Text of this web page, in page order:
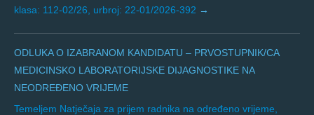
klasa: 112-02/26, urbroj: 22-01/2026-392
ODLUKA O IZABRANOM KANDIDATU – PRVOSTUPNIK/CA
MEDICINSKO LABORATORIJSKE DIJAGNOSTIKE NA
NEODREĐENO VRIJEME
Temeljem Natječaja za prijem radnika na određeno vrijeme,